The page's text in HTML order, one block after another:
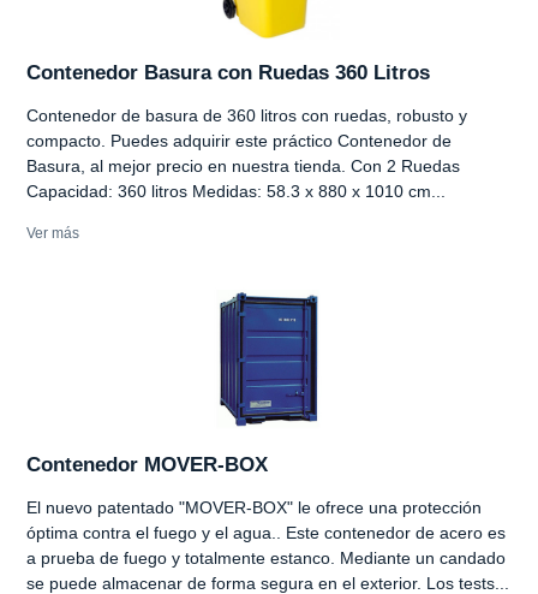
Contenedor Basura con Ruedas 360 Litros
Contenedor de basura de 360 litros con ruedas, robusto y
compacto. Puedes adquirir este práctico Contenedor de
Basura, al mejor precio en nuestra tienda. Con 2 Ruedas
Capacidad: 360 litros Medidas: 58.3 x 880 x 1010 cm...
Ver más
Contenedor MOVER-BOX
El nuevo patentado "MOVER-BOX" le ofrece una protección
óptima contra el fuego y el agua.. Este contenedor de acero es
a prueba de fuego y totalmente estanco. Mediante un candado
se puede almacenar de forma segura en el exterior. Los tests...